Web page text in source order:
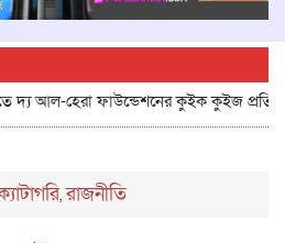
আল-হেরা ফাউন্ডেশনের কুইক কুইজ
,রাজনীতি